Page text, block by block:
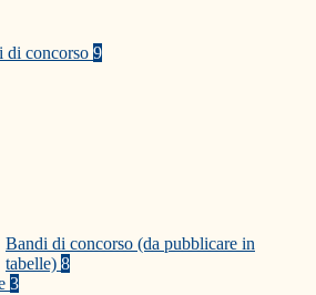
di concorso 9
Bandi di concorso (da pubblicare in
tabelle) 8
3